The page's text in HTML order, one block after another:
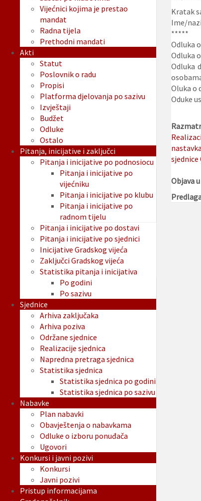
Kratak
Ime/
*****
Odluka
Odluka
Odluka
Oluka o
Oduke
sjednice
Objava
Vijećnici kojima je prestao
mandat
Radna tijela
Prethodni mandati
Akti
Statut
Poslovnik o radu
Propisi
Platforma djelovanja po sazivu
Izvještaji
Budžet
Odluke
Ostalo
Pitanja, inicijative i zaključci
Pitanja i inicijative po podnosiocu
Pitanja i inicijative po
vijećniku
Pitanja i inicijative po klubu
Pitanja i inicijative po
radnom tijelu
Pitanja i inicijative po dostavi
Pitanja i inicijative po sjednici
Inicijative Gradskog vijeća
Zaključci Gradskog vijeća
Statistika pitanja i inicijativa
Po godini
Po sazivu
Sjednice
Arhiva zaključaka
Arhiva poziva
Održane sjednice
Realizacije sjednica
Napredna pretraga sjednica
Statistika sjednica
Statistika sjednica po godini
Statistika sjednica po sazivu
Nabavke
Plan nabavki
Obavještenja o nabavkama
Odluke o izboru ponuđača
Ugovori
Konkursi i javni pozivi
Konkursi
Javni pozivi
Pristup informacijama